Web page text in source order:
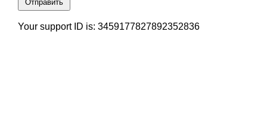
Отправить
Your support ID is: 3459177827892352836